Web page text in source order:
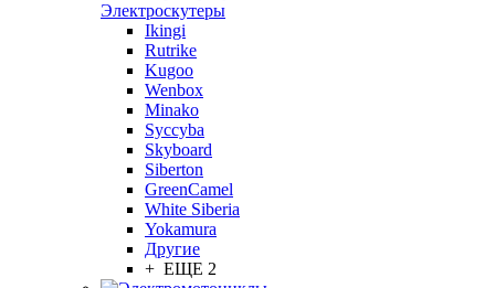
Электроскутеры
Ikingi
Rutrike
Kugoo
Wenbox
Minako
Syccyba
Skyboard
Siberton
GreenCamel
White Siberia
Yokamura
Другие
+ ЕЩЕ 2